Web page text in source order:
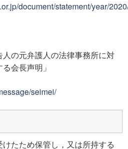
document/statement/year/
の元弁護人の法律事務所に対
会長声明」
seimei/
たため保管し，又は所持する